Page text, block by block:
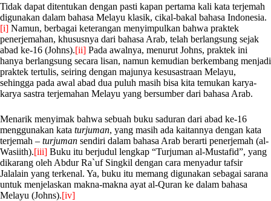
Tidak dapat ditentukan dengan pasti kapan pertama kali kata terjemah
digunakan dalam bahasa Melayu klasik, cikal-bakal bahasa Indonesia.
[i] Namun, berbagai keterangan menyimpulkan bahwa praktek
penerjemahan, khususnya dari bahasa Arab, telah berlangsung sejak
abad ke-16 (Johns).[ii] Pada awalnya, menurut Johns, praktek ini
hanya berlangsung secara lisan, namun kemudian berkembang menjadi
praktek tertulis, seiring dengan majunya kesusastraan Melayu,
sehingga pada awal abad dua puluh masih bisa kita temukan karya-
karya sastra terjemahan Melayu yang bersumber dari bahasa Arab.
Menarik menyimak bahwa sebuah buku saduran dari abad ke-16
menggunakan kata turjuman, yang masih ada kaitannya dengan kata
terjemah – turjuman sendiri dalam bahasa Arab berarti penerjemah (al-
Wasiith).[iii] Buku itu berjudul lengkap “Turjuman al-Mustafid”, yang
dikarang oleh Abdur Ra`uf Singkil dengan cara menyadur tafsir
Jalalain yang terkenal. Ya, buku itu memang digunakan sebagai sarana
untuk menjelaskan makna-makna ayat al-Quran ke dalam bahasa
Melayu (Johns).[iv]